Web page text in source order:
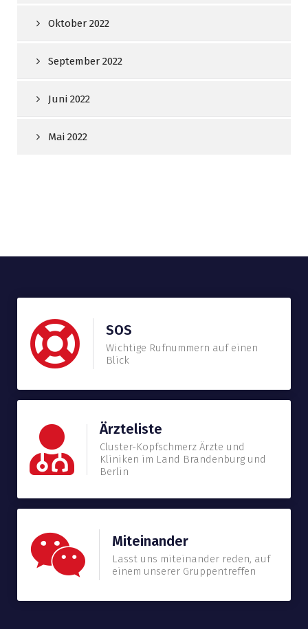
Oktober 2022
September 2022
Juni 2022
Mai 2022
SOS
Wichtige Rufnummern auf einen
Blick
Ärzteliste
Cluster-Kopfschmerz Ärzte und
Kliniken im Land Brandenburg und
Berlin
Miteinander
Lasst uns miteinander reden, auf
einem unserer Gruppentreffen